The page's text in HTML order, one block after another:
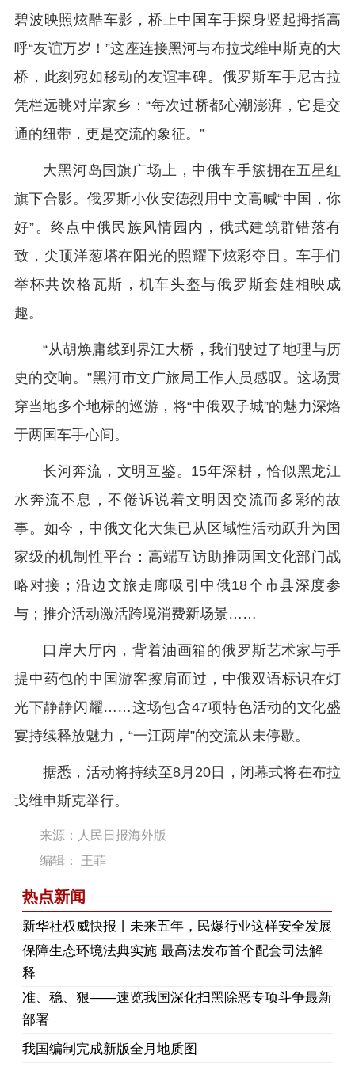
碧波映照炫酷车影，桥上中国车手探身竖起拇指高
呼“友谊万岁！”这座连接黑河与布拉戈维申斯克的大
桥，此刻宛如移动的友谊丰碑。俄罗斯车手尼古拉
凭栏远眺对岸家乡：“每次过桥都心潮澎湃，它是交
通的纽带，更是交流的象征。”
大黑河岛国旗广场上，中俄车手簇拥在五星红
旗下合影。俄罗斯小伙安德烈用中文高喊“中国，你
好”。终点中俄民族风情园内，俄式建筑群错落有
致，尖顶洋葱塔在阳光的照耀下炫彩夺目。车手们
举杯共饮格瓦斯，机车头盔与俄罗斯套娃相映成
趣。
“从胡焕庸线到界江大桥，我们驶过了地理与历
史的交响。”黑河市文广旅局工作人员感叹。这场贯
穿当地多个地标的巡游，将“中俄双子城”的魅力深烙
于两国车手心间。
长河奔流，文明互鉴。15年深耕，恰似黑龙江
水奔流不息，不倦诉说着文明因交流而多彩的故
事。如今，中俄文化大集已从区域性活动跃升为国
家级的机制性平台：高端互访助推两国文化部门战
略对接；沿边文旅走廊吸引中俄18个市县深度参
与；推介活动激活跨境消费新场景……
口岸大厅内，背着油画箱的俄罗斯艺术家与手
提中药包的中国游客擦肩而过，中俄双语标识在灯
光下静静闪耀……这场包含47项特色活动的文化盛
宴持续释放魅力，“一江两岸”的交流从未停歇。
据悉，活动将持续至8月20日，闭幕式将在布拉
戈维申斯克举行。
来源：人民日报海外版
编辑： 王菲
热点新闻
​新华社权威快报丨未来五年，民爆行业这样安全发展
保障生态环境法典实施 最高法发布首个配套司法解
释
​准、稳、狠——速览我国深化扫黑除恶专项斗争最新
部署
我国编制完成新版全月地质图